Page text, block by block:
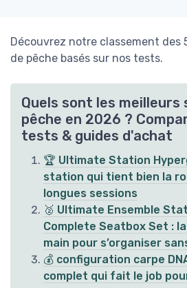
Découvrez notre classement des
de pêche basés sur nos tests.
Quels sont les
pêche en 2026 ?
tests & guides d'achat
🏆 Ultimate Station
station qui tient bien la
longues sessions
🥈 Ultimate Ensemble
Complete Seatbox Set :
main pour s’organiser
💰 configuration carpe
complet qui fait le job